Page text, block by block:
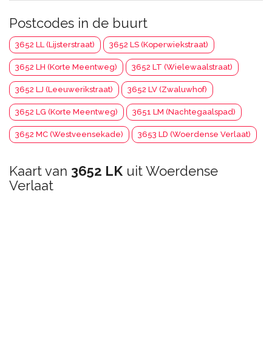
Postcodes in de buurt
3652 LL (Lijsterstraat) 3652 LS (Koperwiekstraat)
3652 LH (Korte Meentweg) 3652 LT (Wielewaalstraat)
3652 LJ (Leeuwerikstraat) 3652 LV (Zwaluwhof)
3652 LG (Korte Meentweg) 3651 LM (Nachtegaalspad)
3652 MC (Westveensekade) 3653 LD (Woerdense Verlaat)
Kaart van 3652 LK uit Woerdense
Verlaat